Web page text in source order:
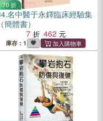
70 折
名中醫于永鐸臨床經驗集
（簡體書）
7
462
庫存：1